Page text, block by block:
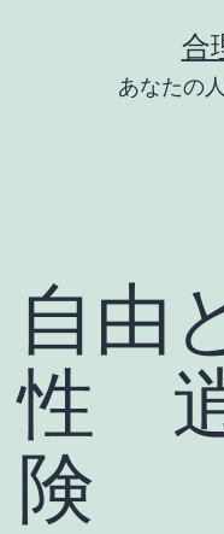
プ
合
あなたの
自由
性
険